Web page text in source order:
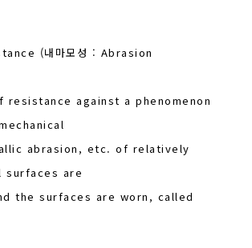
(내마모성 : Abrasion
against a phenomenon
abrasion, etc. of relatively
surfaces are
the surfaces are worn, called